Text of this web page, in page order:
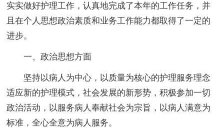
实实做好护理工作，认真地完成了本年的工作任务，并
且在个人思想政治素质和业务工作能力都取得了一定的
进步。
一、政治思想方面
坚持以病人为中心，以质量为核心的护理服务理念
适应新的护理模式，社会发展的新形势，积极参加一切
政治活动，以服务病人奉献社会为宗旨，以病人满意为
标准，全心全意为病人服务。